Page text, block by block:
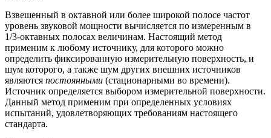
Взвешенный в октавной или более широкой полосе частот
уровень звуковой мощности вычисляется по измеренным в
1/3-октавных полосах величинам. Настоящий метод
применим к любому источнику, для которого можно
определить фиксированную измерительную поверхность, и
шум которого, а также шум других внешних источников
являются постоянными (стационарными во времени).
Источник определяется выбором измерительной поверхности.
Данный метод применим при определенных условиях
испытаний, удовлетворяющих требованиям настоящего
стандарта.